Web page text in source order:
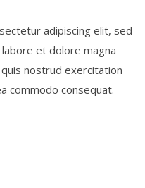
adipiscing elit, sed
et dolore magna
nostrud exercitation
commodo consequat.